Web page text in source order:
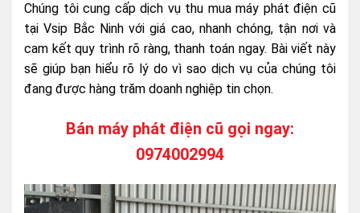
Chúng tôi cung cấp dịch vụ thu mua máy phát điện cũ
tại Vsip Bắc Ninh với giá cao, nhanh chóng, tận nơi và
cam kết quy trình rõ ràng, thanh toán ngay. Bài viết này
sẽ giúp bạn hiểu rõ lý do vì sao dịch vụ của chúng tôi
đang được hàng trăm doanh nghiệp tin chọn.
Bán máy phát điện cũ gọi ngay:
0974002994